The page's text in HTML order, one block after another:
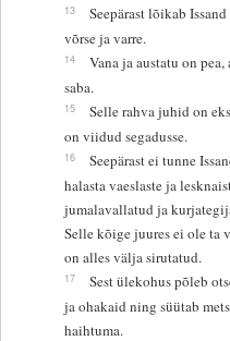
13
Seepärast lõikab
võrse ja varre.
14
Vana ja austatu on
saba.
15
Selle rahva juhid on
on viidud segadusse.
16
Seepärast ei tunne
halasta vaeslaste ja
jumalavallatud ja
Selle kõige juures ei ole ta
on alles välja sirutatud.
17
Sest ülekohus põleb
ja ohakaid ning süütab
haihtuma.